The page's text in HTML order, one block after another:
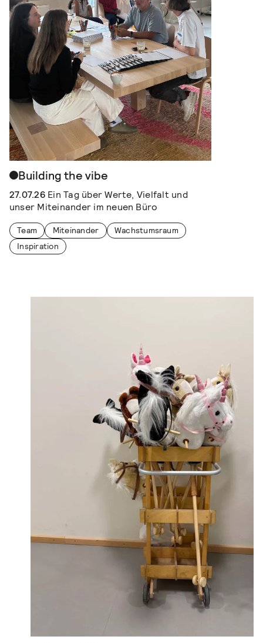
Building the vibe
27.07.26Ein Tag über Werte, Vielfalt und
unser Miteinander im neuen Büro
Team Miteinander
Wachstumsraum
Inspiration